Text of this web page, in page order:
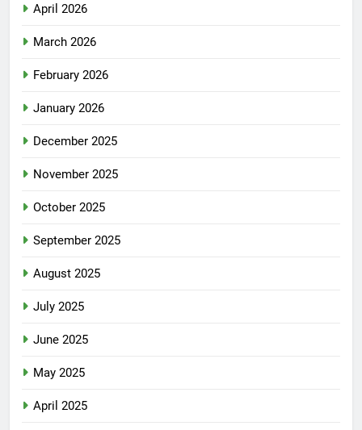
April 2026
March 2026
February 2026
January 2026
December 2025
November 2025
October 2025
September 2025
August 2025
July 2025
June 2025
May 2025
April 2025